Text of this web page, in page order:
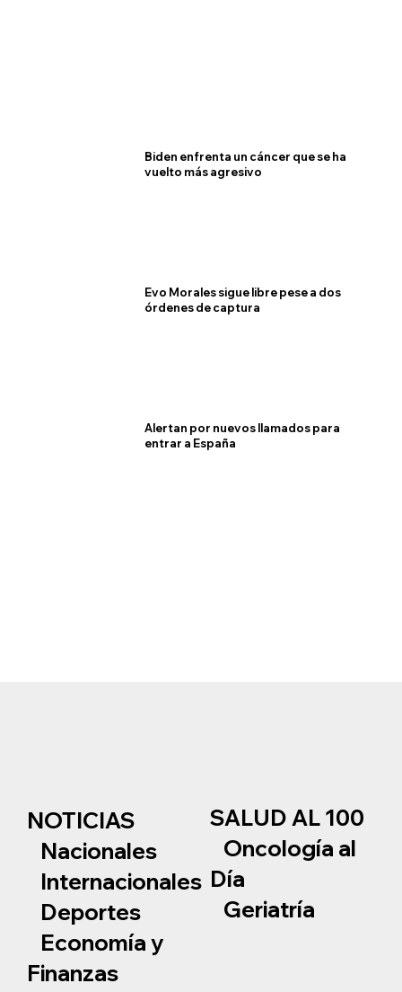
Biden enfrenta un cáncer que se ha
vuelto más agresivo
Evo Morales sigue libre pese a dos
órdenes de captura
Alertan por nuevos llamados para
entrar a España
NOTICIAS
Nacionales
Internacionales
Deportes
Economía y
Finanzas
SALUD AL 100
Oncología al
Día
Geriatría